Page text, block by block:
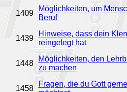
1409
Möglichkeiten, um
Beruf
1439
Hinweise, dass dein
reingelegt hat
1448
Möglichkeiten, den
zu machen
1458
Fragen, die du Gott